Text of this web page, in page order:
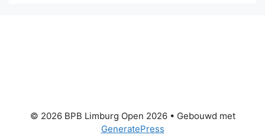
© 2026 BPB Limburg Open 2026• Gebouwd met
GeneratePress